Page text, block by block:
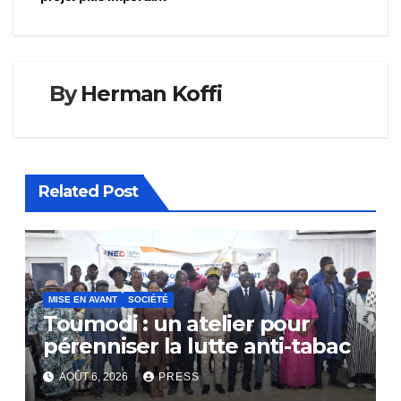
ByHerman Koffi
Related Post
MISE EN AVANT SOCIÉTÉ
Toumodi : un atelier pour
pérenniser la lutte anti-tabac
AOÛT 6, 2026 PRESS